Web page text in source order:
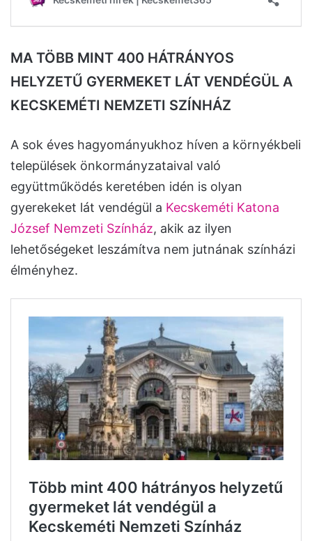
MA TÖBB MINT 400 HÁTRÁNYOS
HELYZETŰ GYERMEKET LÁT VENDÉGÜL A
KECSKEMÉTI NEMZETI SZÍNHÁZ
A sok éves hagyományukhoz híven a környékbeli
települések önkormányzataival való
együttműködés keretében idén is olyan
gyerekeket lát vendégül a Kecskeméti Katona
József Nemzeti Színház, akik az ilyen
lehetőségeket leszámítva nem jutnának színházi
élményhez.